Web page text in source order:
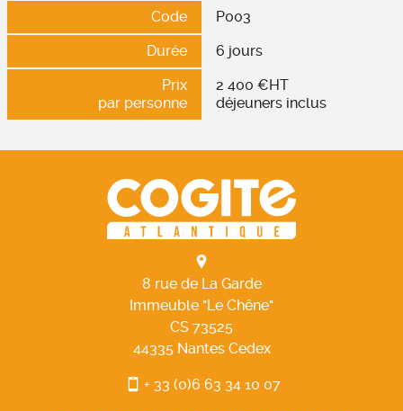
Code
P003
Durée
6 jours
Prix
par personne
2 400 €HT
déjeuners inclus
8 rue de La Garde
Immeuble "Le Chêne"
CS 73525
44335 NantesCedex
+ 33 (0)6 63 34 10 07